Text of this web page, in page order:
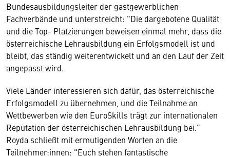
Bundesausbildungsleiter der gastgewerblichen
Fachverbände und unterstreicht: "Die dargebotene Qualität
und die Top- Platzierungen beweisen einmal mehr, dass die
österreichische Lehrausbildung ein Erfolgsmodell ist und
bleibt, das ständig weiterentwickelt und an den Lauf der Zeit
angepasst wird.
Viele Länder interessieren sich dafür, das österreichische
Erfolgsmodell zu übernehmen, und die Teilnahme an
Wettbewerben wie den EuroSkills trägt zur internationalen
Reputation der österreichischen Lehrausbildung bei."
Royda schließt mit ermutigenden Worten an die
Teilnehmer:innen: "Euch stehen fantastische